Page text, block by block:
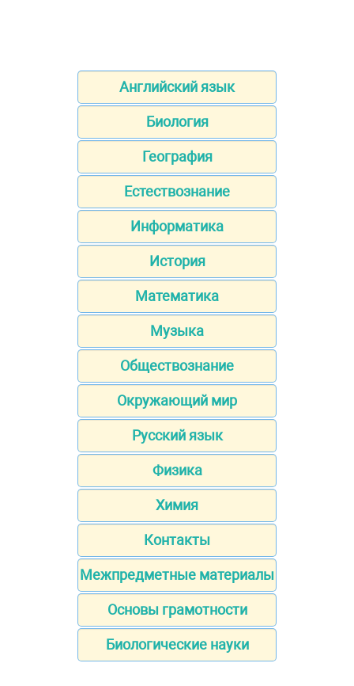
Английский язык
Биология
География
Естествознание
Информатика
История
Математика
Музыка
Обществознание
Окружающий мир
Русский язык
Физика
Химия
Контакты
Межпредметные материалы
Основы грамотности
Биологические науки